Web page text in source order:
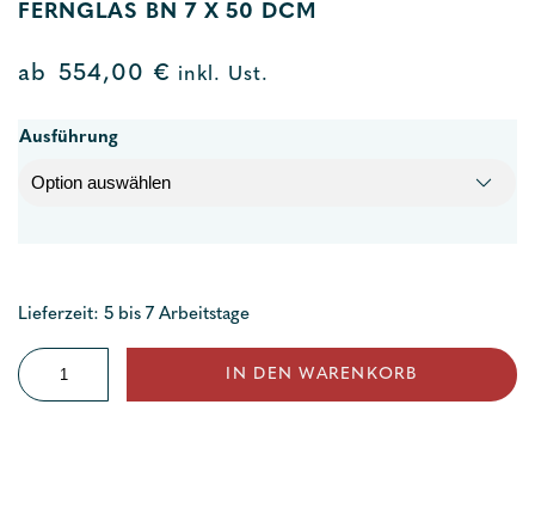
FERNGLAS BN 7 X 50 DCM
ab 554,00 € inkl. Ust.
Ausführung
Lieferzeit: 5 bis 7 Arbeitstage
Fernglas
BN
IN DEN WARENKORB